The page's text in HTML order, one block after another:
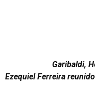
Garibaldi,
Ezequiel Ferreira